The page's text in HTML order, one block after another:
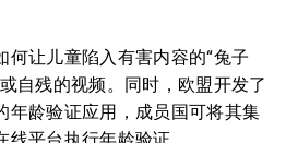
何让儿童陷入有害内容的“兔子
自残的视频。同时，欧盟开发了
年龄验证应用，成员国可将其集
平台执行年龄验证。